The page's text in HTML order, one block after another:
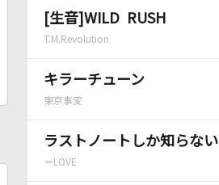
[生音]WILD RUSH
T.M.Revolution
キラーチューン
東京事変
ラストノートしか知らない
＝LOVE